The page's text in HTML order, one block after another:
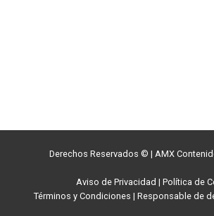
Derechos Reservados © | AMX
Aviso de Privacidad | Política de
Términos y Condiciones | Responsable de